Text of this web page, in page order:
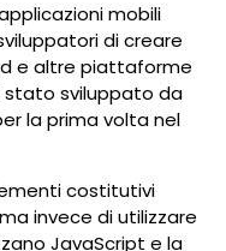
mobili
di creare
e altre piattaforme
stato sviluppato da
la prima volta nel
costitutivi
invece di utilizzare
JavaScript e la